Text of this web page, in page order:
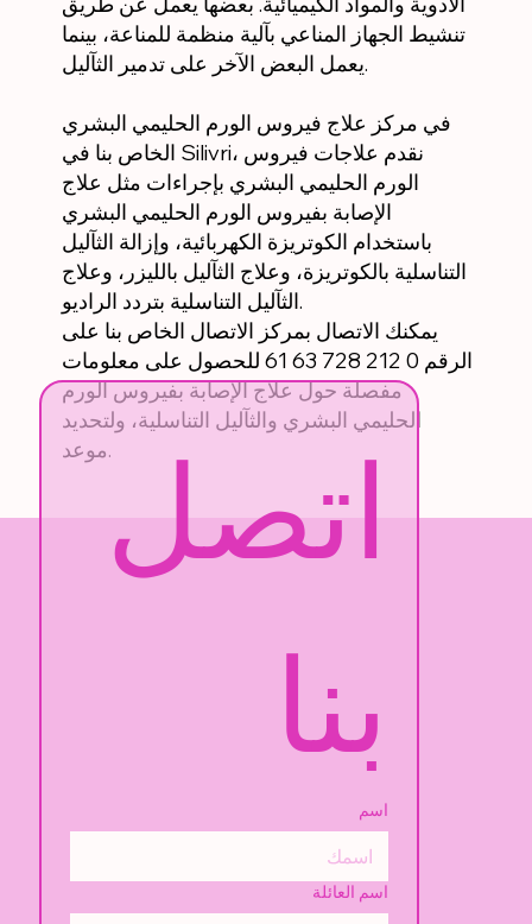
تنشيط الجهاز المناعي بآلية منظمة للمناعة، بينما
يعمل البعض الآخر على تدمير الثآليل.
في مركز علاج فيروس الورم الحليمي البشري
الخاص بنا في Silivri، نقدم علاجات فيروس
الورم الحليمي البشري بإجراءات مثل علاج
الإصابة بفيروس الورم الحليمي البشري
باستخدام الكوتريزة الكهربائية، وإزالة الثآليل
التناسلية بالكوتريزة، وعلاج الثآليل بالليزر، وعلاج
الثآليل التناسلية بتردد الراديو.
يمكنك الاتصال بمركز الاتصال الخاص بنا على
الرقم 0 212 728 63 61 للحصول على معلومات
مفصلة حول علاج الإصابة بفيروس الورم
الحليمي البشري والثآليل التناسلية، ولتحديد
موعد.اتصل
بنا
اسم
اسم العائلة